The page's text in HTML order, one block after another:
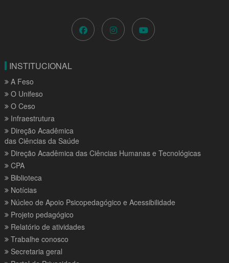
INSTITUCIONAL
A Feso
O Unifeso
O Ceso
Infraestrutura
Direção Acadêmica
das Ciências da Saúde
Direção Acadêmica das Ciências Humanas e Tecnológicas
CPA
Biblioteca
Notícias
Núcleo de Apoio Psicopedagógico e Acessibilidade
Projeto pedagógico
Relatório de atividades
Trabalhe conosco
Secretaria geral